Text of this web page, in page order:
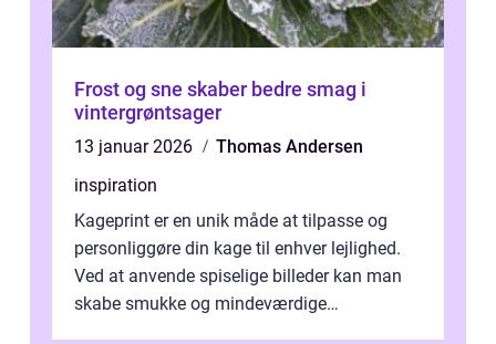
Frost og sne skaber bedre smag i
vintergrøntsager
13 januar 2026
Thomas Andersen
inspiration
Kageprint er en unik måde at tilpasse og
personliggøre din kage til enhver lejlighed.
Ved at anvende spiselige billeder kan man
skabe smukke og mindeværdige